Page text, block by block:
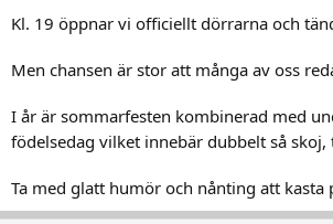
Kl. 19 öppnar vi officiellt dörrarna och
Men chansen är stor att många av oss
I år är sommarfesten kombinerad med
födelsedag vilket innebär dubbelt så skoj,
Ta med glatt humör och nånting att kasta